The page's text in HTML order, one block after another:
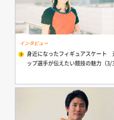
インタビュー
身近になったフィギュアスケート
ップ選手が伝えたい競技の魅力（3/3